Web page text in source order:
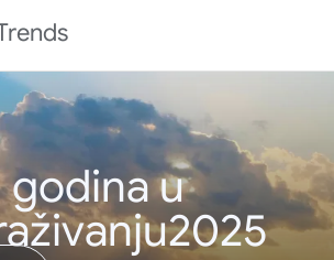
godina u